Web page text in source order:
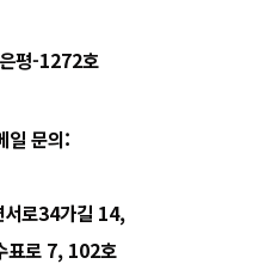
평-1272호
일 문의:
서로34가길 14,
표로 7, 102호